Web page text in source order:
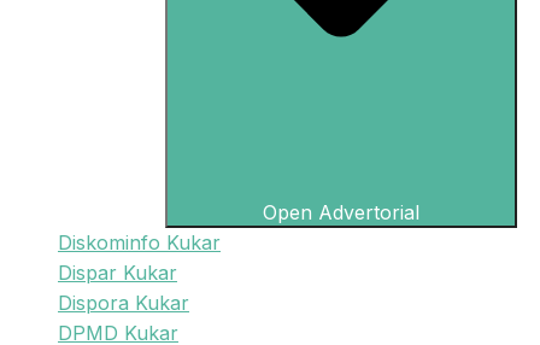
Open Advertorial
Diskominfo Kukar
Dispar Kukar
Dispora Kukar
DPMD Kukar